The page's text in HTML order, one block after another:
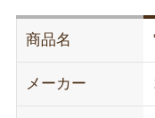
商品名
メーカー